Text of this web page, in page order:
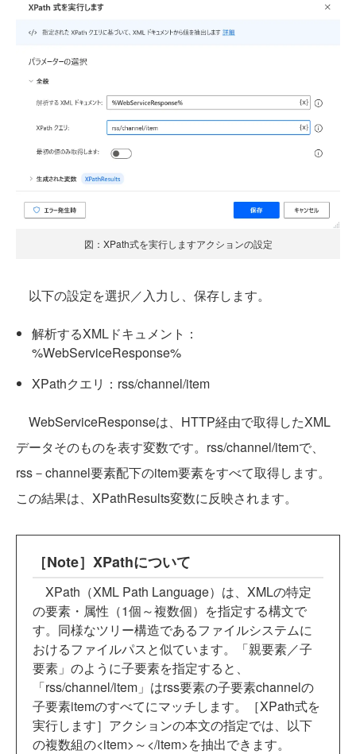
図：XPath式を実行しますアクションの設定
以下の設定を選択／入力し、保存します。
解析するXMLドキュメント：
%WebServiceResponse%
XPathクエリ：rss/channel/item
WebServiceResponseは、HTTP経由で取得したXML
データそのものを表す変数です。rss/channel/itemで、
rss－channel要素配下のitem要素をすべて取得します。
この結果は、XPathResults変数に反映されます。
［Note］XPathについて
XPath（XML Path Language）は、XMLの特定
の要素・属性（1個～複数個）を指定する構文で
す。同様なツリー構造であるファイルシステムに
おけるファイルパスと似ています。「親要素／子
要素」のように子要素を指定すると、
「rss/channel/item」はrss要素の子要素channelの
子要素itemのすべてにマッチします。［XPath式を
実行します］アクションの本文の指定では、以下
の複数組の<item>～</item>を抽出できます。